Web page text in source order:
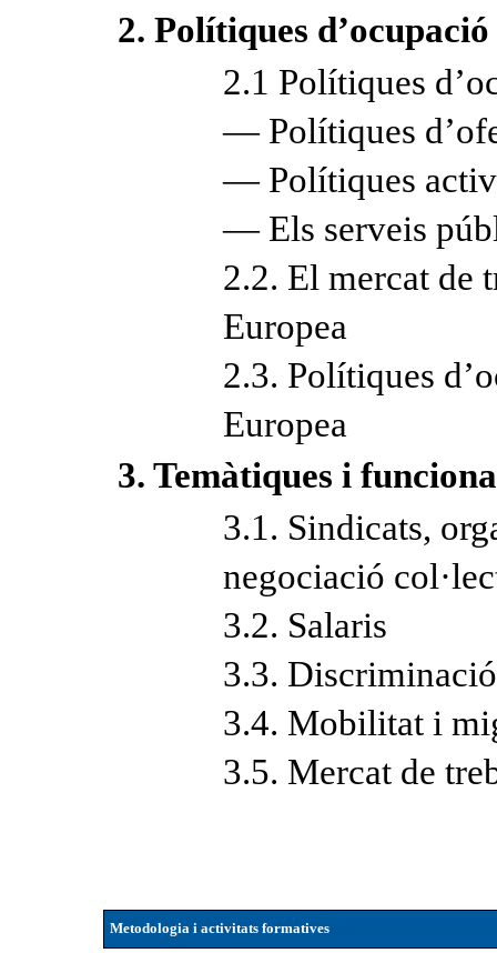
2. Polítiques
2.1 Polítiques
— Polítiques
— Polítiques
— Els serveis
2.2. El mercat de
Europea
2.3. Polítiques
Europea
3. Temàtiques i
3.1. Sindicats,
negociació
3.2. Salaris
3.3.
3.4. Mobilitat i
3.5. Mercat de
Metodologia i activitats formatives